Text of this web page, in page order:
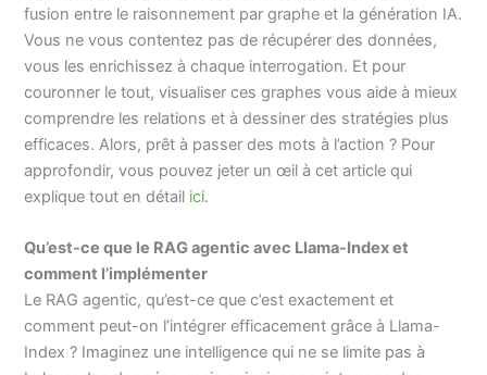
fusion entre le raisonnement par graphe et la génération IA.
Vous ne vous contentez pas de récupérer des données,
vous les enrichissez à chaque interrogation. Et pour
couronner le tout, visualiser ces graphes vous aide à mieux
comprendre les relations et à dessiner des stratégies plus
efficaces. Alors, prêt à passer des mots à l’action ? Pour
approfondir, vous pouvez jeter un œil à cet article qui
explique tout en détail ici.
Qu’est-ce que le RAG agentic avec Llama-Index et
comment l’implémenter
Le RAG agentic, qu’est-ce que c’est exactement et
comment peut-on l’intégrer efficacement grâce à Llama-
Index ? Imaginez une intelligence qui ne se limite pas à